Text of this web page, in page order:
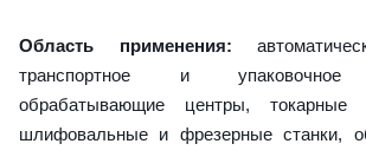
Область применения:
транспортное и упаковочное
обрабатывающие центры,
шлифовальные и фрезерные станки,